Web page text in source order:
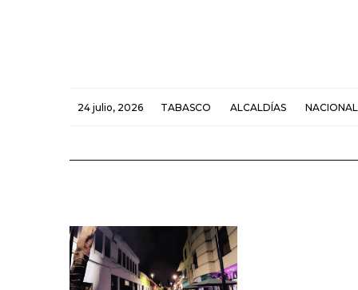
24 julio, 2026 TABASCO ALCALDÍAS NACIONAL